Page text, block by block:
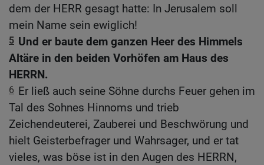
dem der HERR gesagt hatte: In Jerusalem soll
mein Name sein ewiglich!
5 Und er baute dem ganzen Heer des Himmels
Altäre in den beiden Vorhöfen am Haus des
HERRN.
6 Er ließ auch seine Söhne durchs Feuer gehen im
Tal des Sohnes Hinnoms und trieb
Zeichendeuterei, Zauberei und Beschwörung und
hielt Geisterbefrager und Wahrsager, und er tat
vieles, was böse ist in den Augen des HERRN,